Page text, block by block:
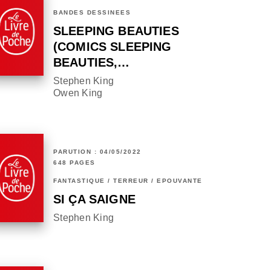
BANDES DESSINÉES
SLEEPING BEAUTIES
(COMICS SLEEPING
BEAUTIES,…
Stephen King
Owen King
PARUTION : 04/05/2022
648 PAGES
FANTASTIQUE / TERREUR / EPOUVANTE
SI ÇA SAIGNE
Stephen King